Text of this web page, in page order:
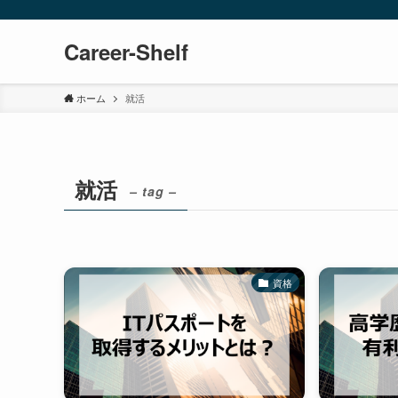
Career-Shelf
ホーム 就活
就活 – tag –
資格